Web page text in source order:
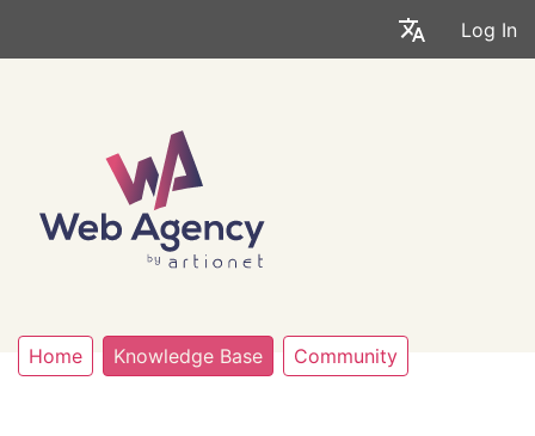
Log In
Home Knowledge Base Community